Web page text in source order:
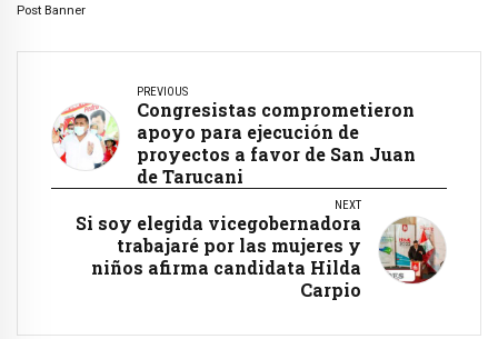
Post Banner
PREVIOUS
Congresistas comprometieron
apoyo para ejecución de
proyectos a favor de San Juan
de Tarucani
NEXT
Si soy elegida vicegobernadora
trabajaré por las mujeres y
niños afirma candidata Hilda
Carpio